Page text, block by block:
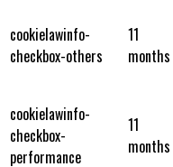
cookielawinfo-
checkbox-others
11
months
cookielawinfo-
checkbox-
performance
11
months